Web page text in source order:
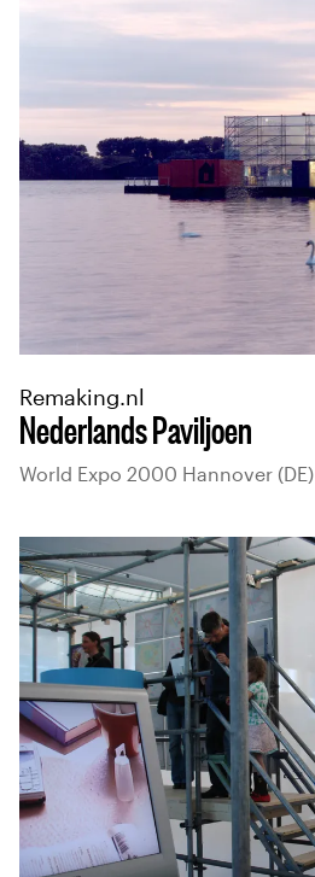
Nederlands Paviljoen
Remaking.nl
World Expo 2000 Hannover (DE)